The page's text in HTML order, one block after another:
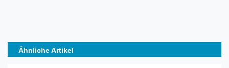
Ähnliche Artikel